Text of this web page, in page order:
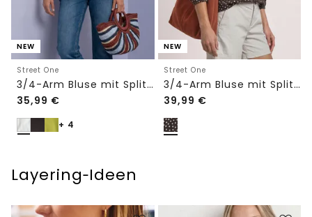
NEW
Street One
3/4-Arm Bluse mit Split Neck
35,99 €
+ 4
NEW
Street One
3/4-Arm Bluse mit Split Neck und Bändern
39,99 €
Layering‑Ideen